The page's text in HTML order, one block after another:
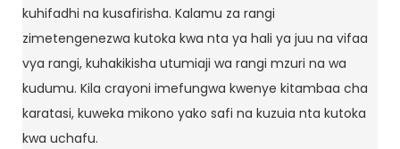
kuhifadhi na kusafirisha. Kalamu za rangi
zimetengenezwa kutoka kwa nta ya hali ya juu na vifaa
vya rangi, kuhakikisha utumiaji wa rangi mzuri na wa
kudumu. Kila crayoni imefungwa kwenye kitambaa cha
karatasi, kuweka mikono yako safi na kuzuia nta kutoka
kwa uchafu.